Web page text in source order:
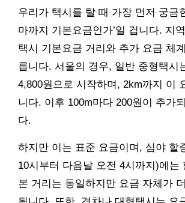
우리가 택시를 탈 때 가장 먼저 궁금
마까지 기본요금인가’일 겁니다. 지
택시 기본요금 거리와 추가 요금 체
릅니다. 서울의 경우, 일반 중형택시
4,800원으로 시작하며, 2km까지 이
니다. 이후 100m마다 200원이 추가
다.
하지만 이는 표준 요금이며, 심야 할
10시부터 다음날 오전 4시까지)에는
본 거리는 동일하지만 요금 자체가